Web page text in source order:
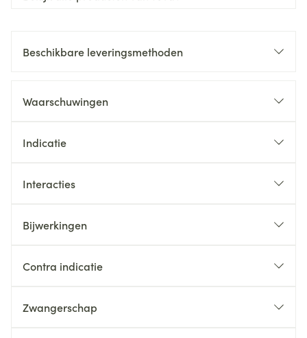
Beschikbare leveringsmethoden
Waarschuwingen
Indicatie
Interacties
Bijwerkingen
Contra indicatie
Zwangerschap